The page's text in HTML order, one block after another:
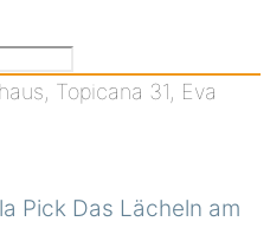
Pick Das Lächeln am